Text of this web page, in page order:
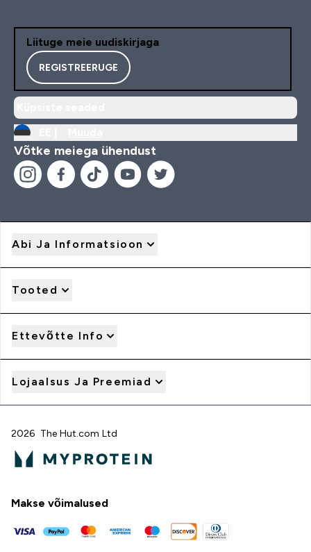
Liituge meie uudiskirjaga
REGISTREERUGE
Võtke meiega ühendust
Abi Ja Informatsioon
Tooted
Ettevõtte Info
Lojaalsus Ja Preemiad
2026 The Hut.com Ltd
Makse võimalused